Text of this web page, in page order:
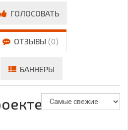
ГОЛОСОВАТЬ
ОТЗЫВЫ (0)
БАННЕРЫ